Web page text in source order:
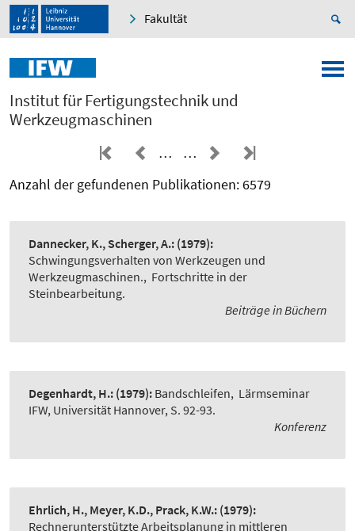
Fakultät
Institut für Fertigungstechnik und
Werkzeugmaschinen
…
…
Anzahl der gefundenen Publikationen: 6579
Dannecker, K., Scherger, A.: (1979):
Schwingungsverhalten von Werkzeugen und
Werkzeugmaschinen., Fortschritte in der
Steinbearbeitung.
Beiträge in Büchern
Degenhardt, H.: (1979): Bandschleifen, Lärmseminar
IFW, Universität Hannover, S. 92-93.
Konferenz
Ehrlich, H., Meyer, K.D., Prack, K.W.: (1979):
Rechnerunterstützte Arbeitsplanung in mittleren